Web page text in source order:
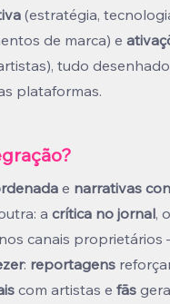
(estratégia,
de marca) e
tudo
plataformas.
e narrativas
a crítica no jornal, o
nos canais
: reportagens
com artistas e fãs